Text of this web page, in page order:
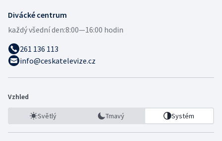
Divácké centrum
každý všední den:8:00—16:00 hodin
261 136 113
info@ceskatelevize.cz
Vzhled
Světlý Tmavý Systém